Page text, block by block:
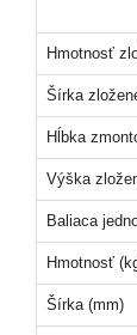
Hmotnosť
Šírka
Hĺbka
Výška
Baliaca
Hmotnosť
Šírka (mm)